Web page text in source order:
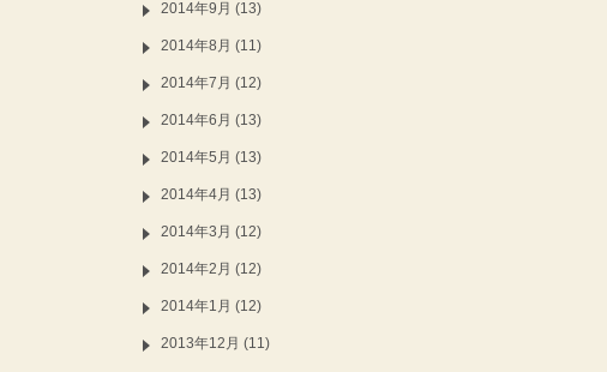
2014年9月 (13)
2014年8月 (11)
2014年7月 (12)
2014年6月 (13)
2014年5月 (13)
2014年4月 (13)
2014年3月 (12)
2014年2月 (12)
2014年1月 (12)
2013年12月 (11)